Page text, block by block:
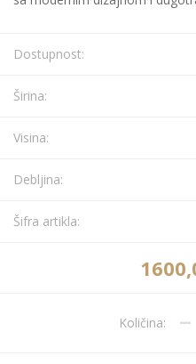
Dostupnost:
Širina:
Visina:
Debljina:
Šifra artikla:
Količina: